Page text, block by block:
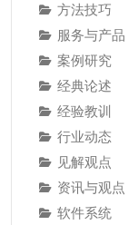
方法技巧
服务与产品
案例研究
经典论述
经验教训
行业动态
见解观点
资讯与观点
软件系统